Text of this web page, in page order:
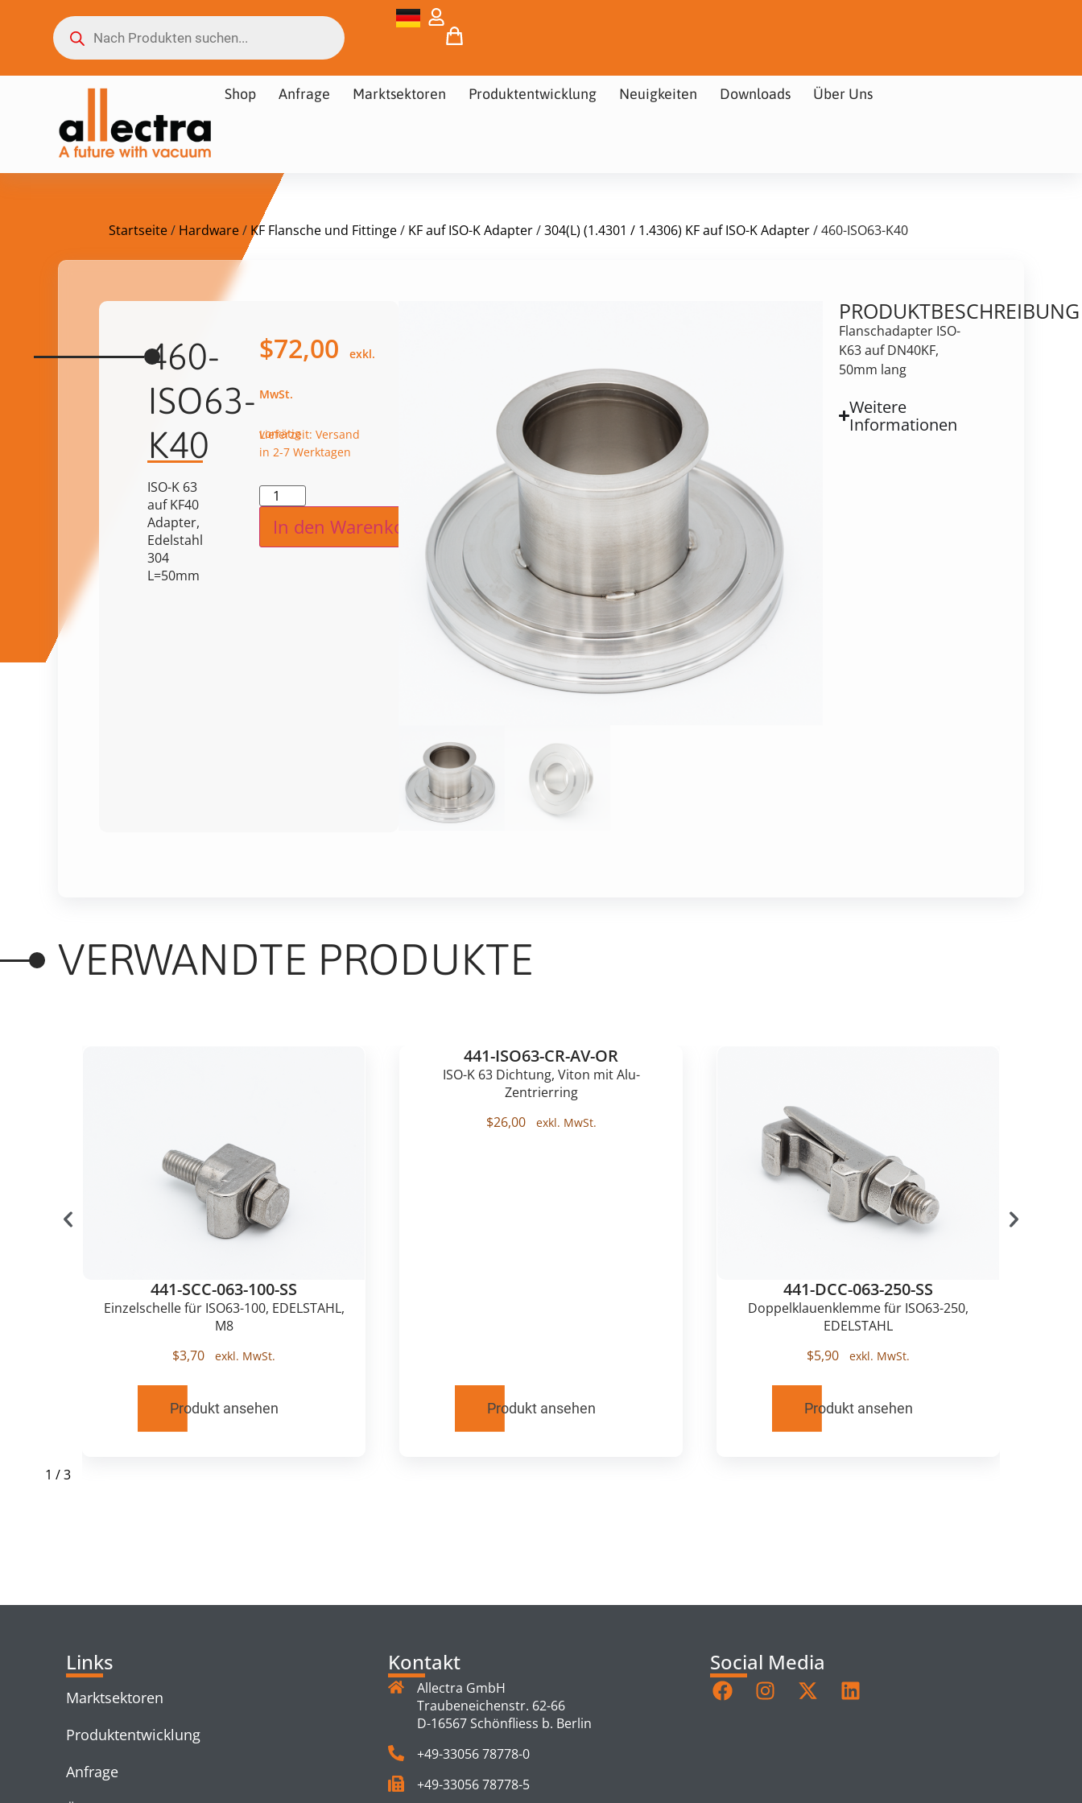
Shop Anfrage Marktsektoren Produktentwicklung Neuigkeiten Downloads Über Uns
Startseite/ Hardware/ KF Flansche und Fittinge/ KF auf ISO-K Adapter/304(L) (1.4301 / 1.4306) KF auf ISO-K Adapter/ 460-ISO63-K40
460-
ISO63-
K40
ISO-K 63
auf KF40
Adapter,
Edelstahl
304
L=50mm
$72,00
vorrätig
Lieferzeit: Versand
in 2-7 Werktagen
In den Warenkorb
PRODUKTBESCHREIBUNG
Flanschadapter ISO-
K63 auf DN40KF,
50mm lang
Weitere
Informationen
VERWANDTE PRODUKTE
441-SCC-063-100-SS
Einzelschelle für ISO63-100, EDELSTAHL,
M8
$3,70
Produkt ansehen
441-ISO63-CR-AV-OR
ISO-K 63 Dichtung, Viton mit Alu-
Zentrierring
$26,00
Produkt ansehen
441-DCC-063-250-SS
Doppelklauenklemme für ISO63-250,
EDELSTAHL
$5,90
Produkt ansehen
1 /3
Links
Marktsektoren
Produktentwicklung
Anfrage
Kontakt
Allectra GmbH
Traubeneichenstr. 62-66
D-16567 Schönfliess b. Berlin
+49-33056 78778-0
+49-33056 78778-5
Social Media